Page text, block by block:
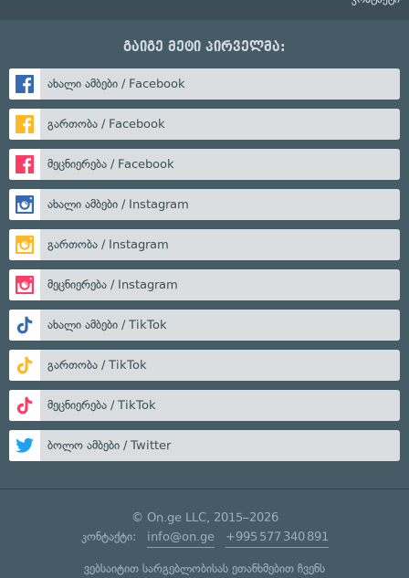
გაიგე მეტი პირველმა:
ახალი ამბები / Facebook
გართობა / Facebook
მეცნიერება / Facebook
ახალი ამბები / Instagram
გართობა / Instagram
მეცნიერება / Instagram
ახალი ამბები / TikTok
გართობა / TikTok
მეცნიერება / TikTok
ბოლო ამბები / Twitter
© On.ge LLC, 2015–2026
კონტაქტი: info@on.ge +995 577 340 891
ვებსაიტით სარგებლობისას ეთანხმებით ჩვენს